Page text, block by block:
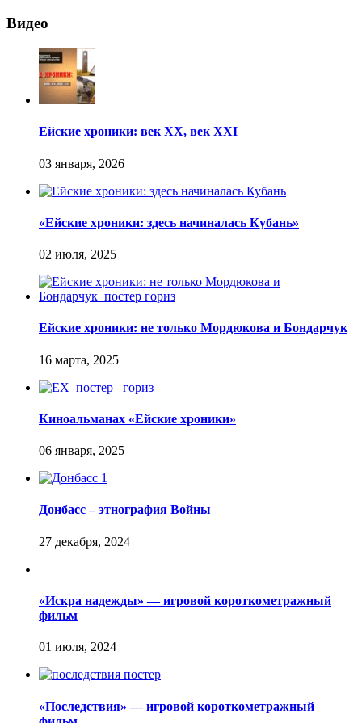
Видео
Ейские хроники: век XX, век XXI
«Ейские хроники: здесь начиналась Кубань»
Ейские хроники: не только Мордюкова и Бондарчук
Киноальманах «Ейские хроники»
Донбасс – этнография Войны
«Искра надежды» — игровой короткометражный
фильм
«Последствия» — игровой короткометражный